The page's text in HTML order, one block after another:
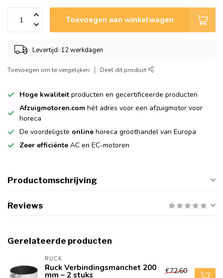
Toevoegen aan winkelwagen
Levertijd: 12 werkdagen
Toevoegen om te vergelijken Deel dit product
Hoge kwaliteit producten en gecertificeerde producten
Afzuigmotoren.com hét adres voor een afzuigmotor voor
horeca
De voordeligste online horeca groothandel van Europa
Zeer efficiënte AC en EC-motoren
Productomschrijving
Reviews
Gerelateerde producten
RUCK
Ruck Verbindingsmanchet 200
mm – 2 stuks
€72,60